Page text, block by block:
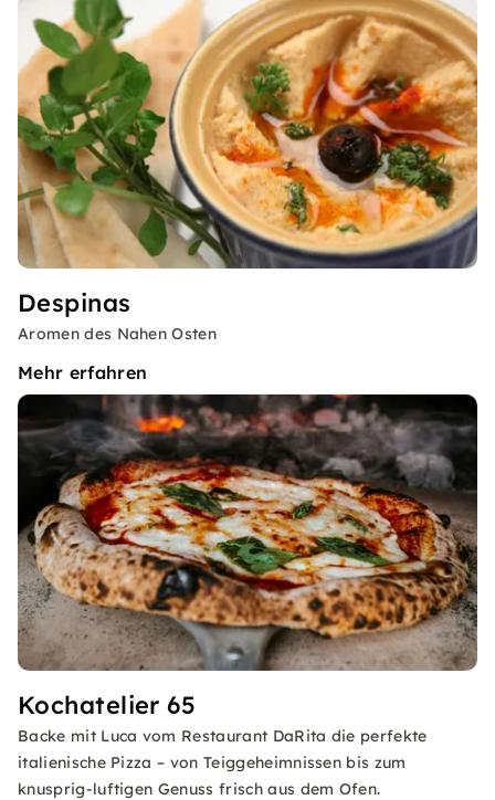
Despinas
Aromen des Nahen Osten
Mehr erfahren
Kochatelier 65
Backe mit Luca vom Restaurant DaRita die perfekte
italienische Pizza – von Teiggeheimnissen bis zum
knusprig-luftigen Genuss frisch aus dem Ofen.